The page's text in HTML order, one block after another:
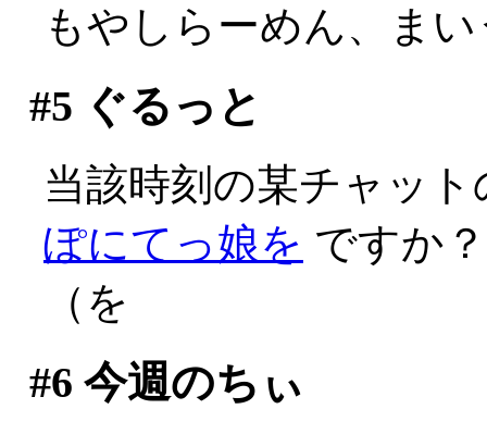
もやしらーめん、ま
#5 ぐるっと
当該時刻の某チャッ
ぽにてっ娘を ですか
（を
#6 今週のちぃ